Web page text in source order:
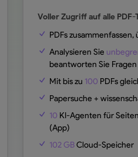
Voller Zugriff auf alle PDF-
PDFs
Analysieren Sie
beantworten Sie Fragen
Mit bis zu 100 PDFs
Papersuche +
10 KI-Agenten für
(App)
102 GBCloud-Speicher